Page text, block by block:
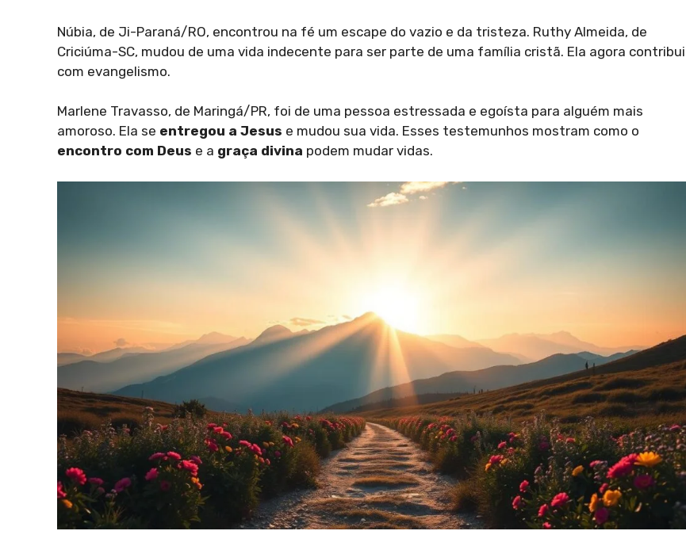
Núbia, de Ji-Paraná/RO, encontrou na fé um escape do vazio e da tristeza. Ruthy Almeida, de
Criciúma-SC, mudou de uma vida indecente para ser parte de uma família cristã. Ela agora contribui
com evangelismo.
Marlene Travasso, de Maringá/PR, foi de uma pessoa estressada e egoísta para alguém mais
amoroso. Ela se entregou a Jesus e mudou sua vida. Esses testemunhos mostram como o
encontro com Deus e a graça divina podem mudar vidas.